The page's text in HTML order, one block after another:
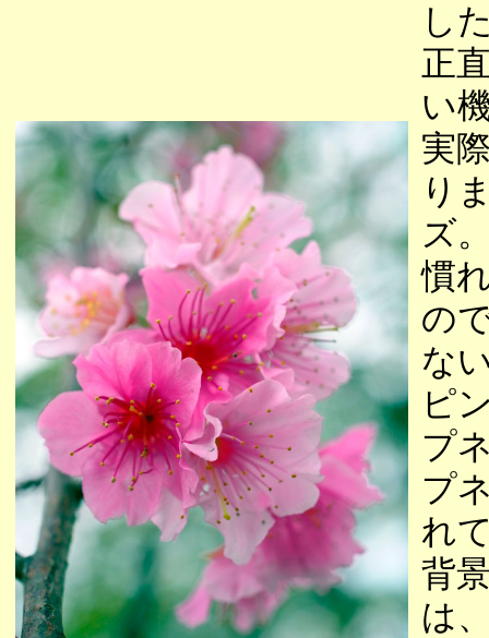
し
正
い
実
り
ズ
慣
の
な
ピ
プ
プ
れ
背
は